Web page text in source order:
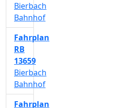
Bierbach
Bahnhof
Fahrplan
RB
13659
Bierbach
Bahnhof
Fahrplan